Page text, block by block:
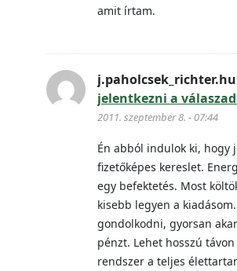
amit írtam.
j.paholcsek_richter.hu
jelentkezni a
2011. szeptember 8. - 07:44
Én abból indulok ki, hogy
fizetőképes kereslet.
egy befektetés. Most
kisebb legyen a
gondolkodni, gyorsan
pénzt. Lehet hosszú
rendszer a teljes